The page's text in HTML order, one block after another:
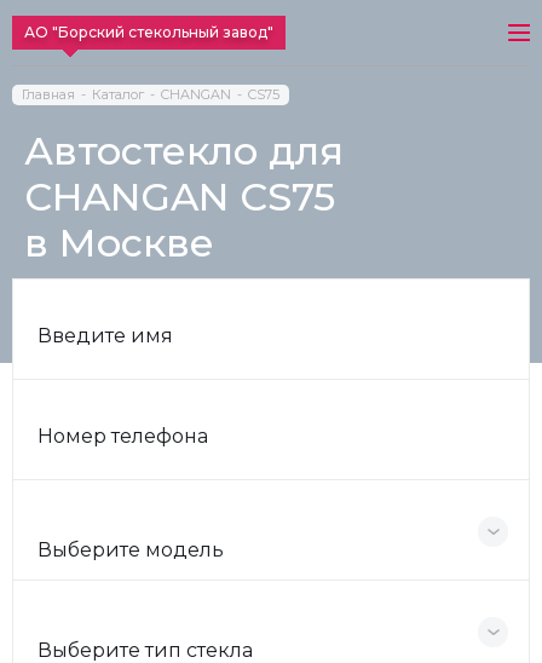
АО "Борский стекольный завод"
Главная Каталог CHANGAN CS75
Автостекло для
CHANGAN CS75
в Москве
Введите имя
Номер телефона
Выберите модель
Выберите тип стекла